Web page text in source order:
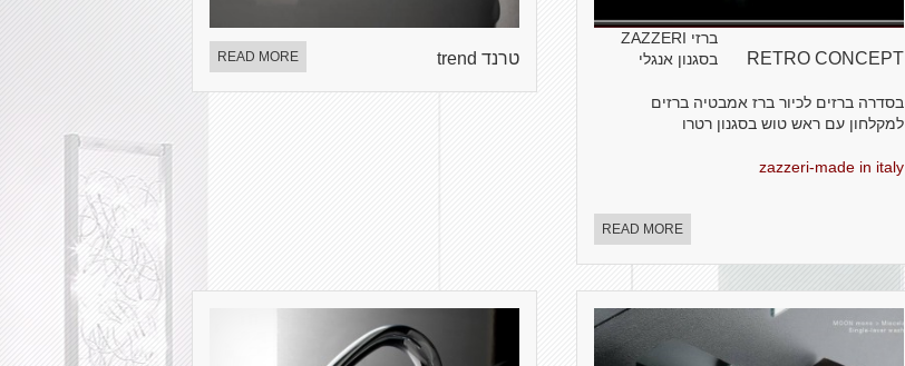
טרנד trend READ MORE RETRO CONCEPT
ברזי ZAZZERI
בסגנון אנגלי
בסדרה ברזים לכיור ברז אמבטיה ברזים
למקלחון עם ראש טוש בסגנון רטרו
zazzeri-made in italy
READ MORE